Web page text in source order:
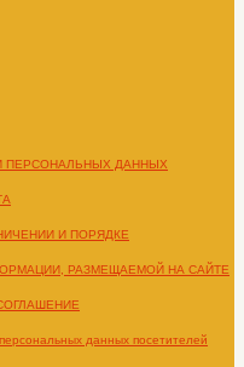
ПЕРСОНАЛЬНЫХ ДАННЫХ
И ПОРЯДКЕ
РАЗМЕЩАЕМОЙ НА САЙТЕ
данных посетителей